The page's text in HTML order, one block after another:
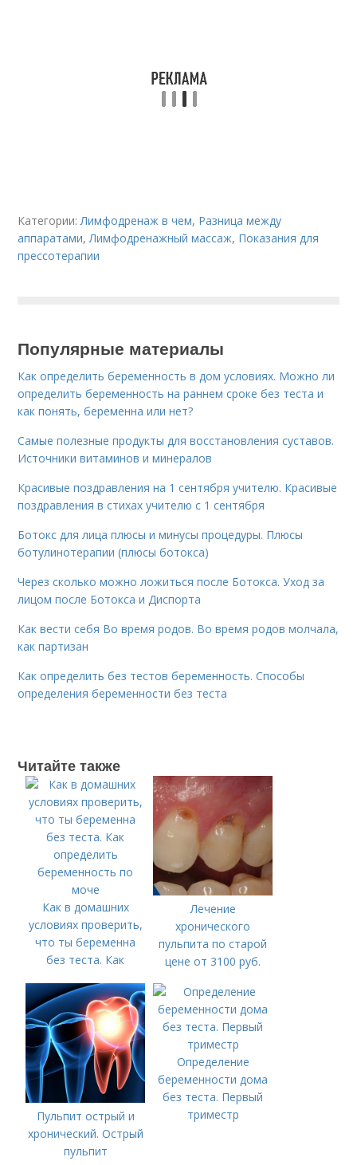
Категории:Лимфодренаж в чем, Разница между
аппаратами,Лимфодренажный массаж, Показания для
прессотерапии
Популярные материалы
Как определить беременность в дом условиях. Можно ли
определить беременность на раннем сроке без теста и
как понять, беременна или нет?
Самые полезные продукты для восстановления суставов.
Источники витаминов и минералов
Красивые поздравления на 1 сентября учителю. Красивые
поздравления в стихах учителю с 1 сентября
Ботокс для лица плюсы и минусы процедуры. Плюсы
ботулинотерапии (плюсы ботокса)
Через сколько можно ложиться после Ботокса. Уход за
лицом после Ботокса и Диспорта
Как вести себя Во время родов. Во время родов молчала,
как партизан
Как определить без тестов беременность. Способы
определения беременности без теста
Читайте также
Как в домашних
условиях проверить,
что ты беременна
без теста. Как
беременность по
моче
Лечение
хронического
пульпита по старой
цене от 3100 руб.
цена
Пульпит острый и
хронический. Острый
пульпит
Определение
беременности дома
без теста. Первый
триместр